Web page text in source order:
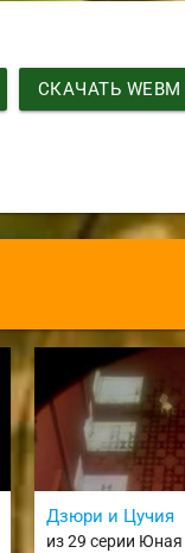
СКАЧАТЬ WEBM
Дзюри и Цучия
из 29 серии Юная